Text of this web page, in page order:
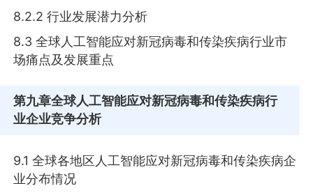
8.2.2 行业发展潜力分析
8.3 全球人工智能应对新冠病毒和传染疾病行业市
场痛点及发展重点
第九章全球人工智能应对新冠病毒和传染疾病行
业企业竞争分析
9.1 全球各地区人工智能应对新冠病毒和传染疾病企
业分布情况